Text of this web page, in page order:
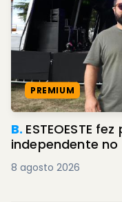
PREMIUM
B. ESTEOESTE
independente
8 agosto 2026